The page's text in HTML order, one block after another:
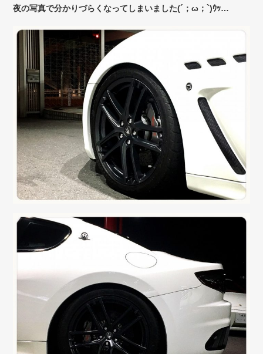
夜の写真で分かりづらくなってしまいました(´；ω；`)ｳｯ…